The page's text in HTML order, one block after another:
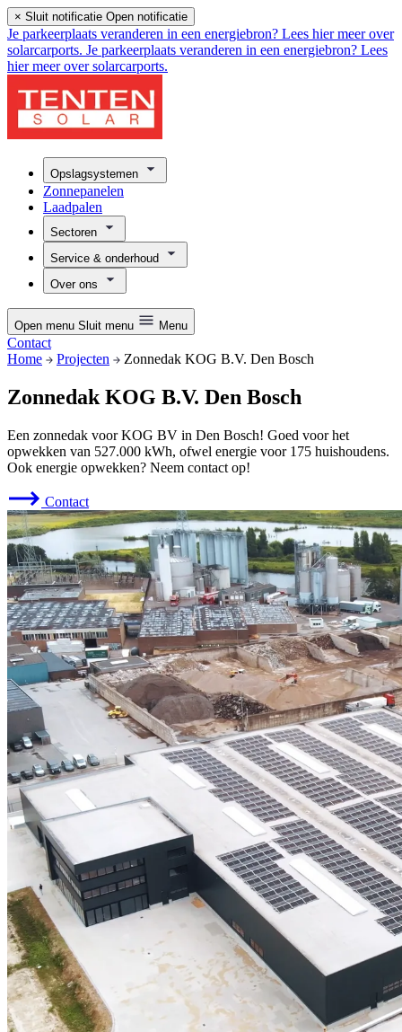
× Sluit notificatie Open notificatie
Je parkeerplaats veranderen in een energiebron? Lees hier meer over
solarcarports. Je parkeerplaats veranderen in een energiebron? Lees
hier meer over solarcarports.
Opslagsystemen
Zonnepanelen
Laadpalen
Sectoren
Service & onderhoud
Over ons
Open menu Sluit menu Menu
Contact
Home
Projecten Zonnedak KOG B.V. Den Bosch
Zonnedak KOG B.V. Den Bosch
Een zonnedak voor KOG BV in Den Bosch! Goed voor het
opwekken van 527.000 kWh, ofwel energie voor 175 huishoudens.
Ook energie opwekken? Neem contact op!
Contact